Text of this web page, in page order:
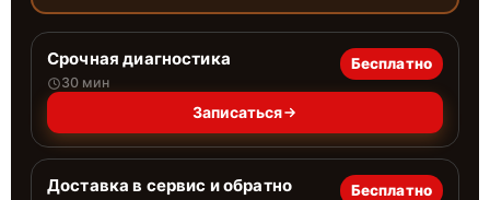
Срочная диагностика
30 мин
Бесплатно
Записаться
Доставка в сервис и обратно Бесплатно